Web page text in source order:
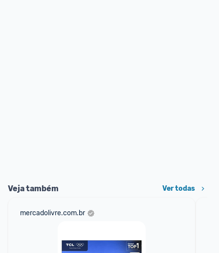
Veja também Ver todas
mercadolivre.com.br